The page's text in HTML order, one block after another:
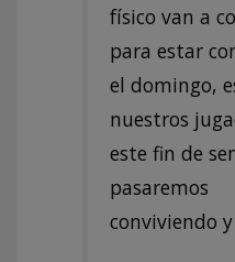
físico van a
para estar
el domingo,
nuestros
este fin de
pasaremos
conviviendo